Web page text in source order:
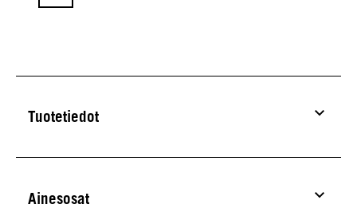
Tuotetiedot
Ainesosat